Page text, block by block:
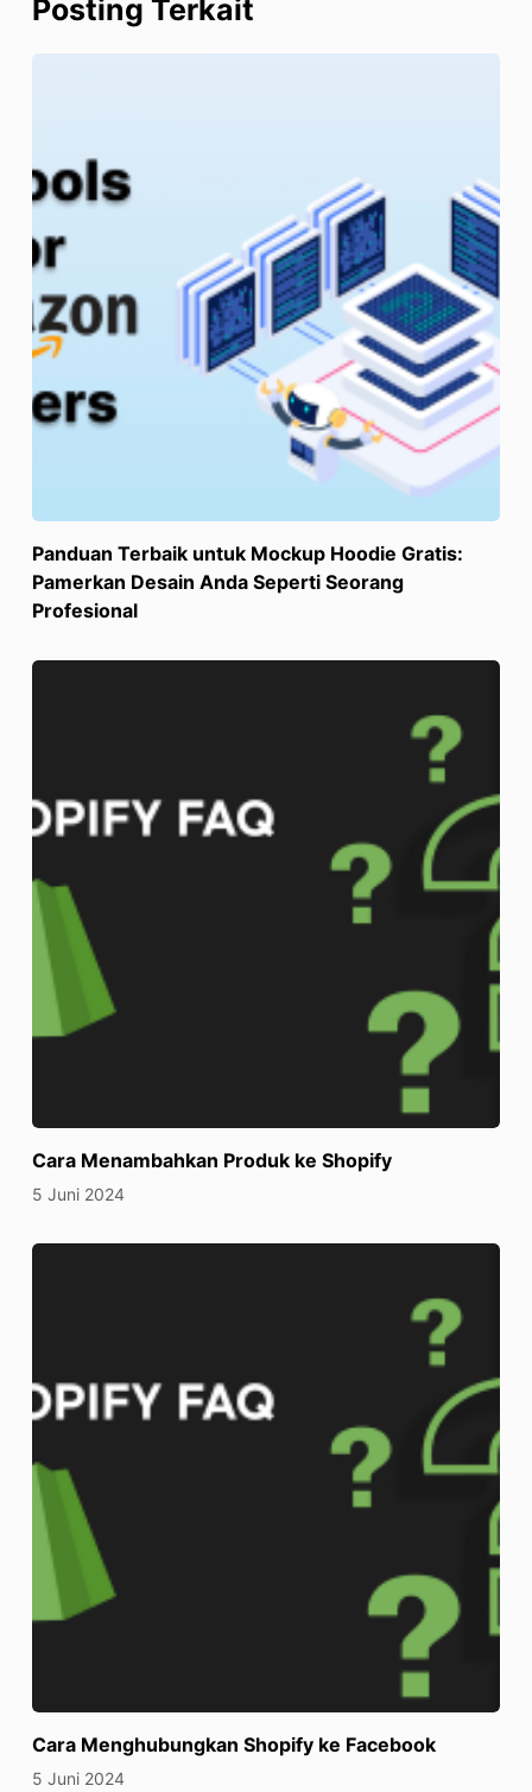
Posting Terkait
Panduan Terbaik untuk Mockup Hoodie Gratis:
Pamerkan Desain Anda Seperti Seorang
Profesional
Cara Menambahkan Produk ke Shopify
5 Juni 2024
Cara Menghubungkan Shopify ke Facebook
5 Juni 2024